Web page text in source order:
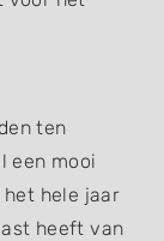
ten
een mooi
hele jaar
heeft van